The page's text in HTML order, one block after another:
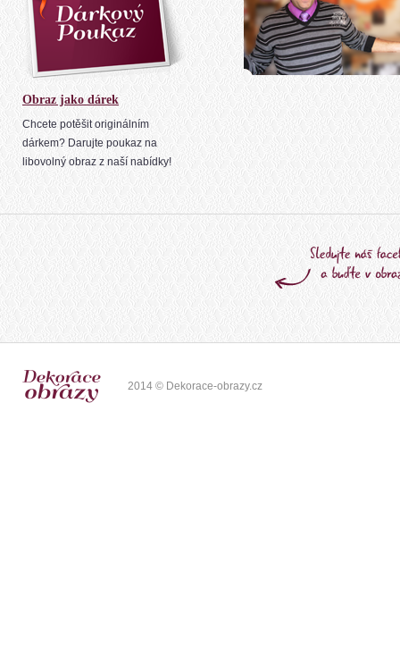
Obraz jako dárek
Chcete potěšit originálním
dárkem? Darujte poukaz na
libovolný obraz z naší nabídky!
2014 © Dekorace-obrazy.cz